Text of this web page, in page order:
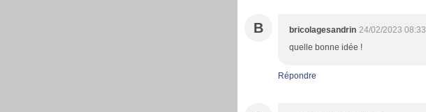
B bricolagesandrin 24/02/2023 08:33
quelle bonne idée !
Répondre